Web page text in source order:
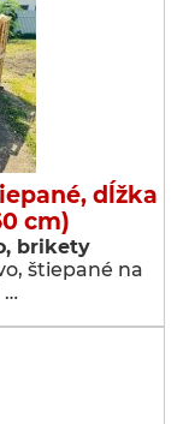
dĺžka
cm)
brikety
štiepané na
…